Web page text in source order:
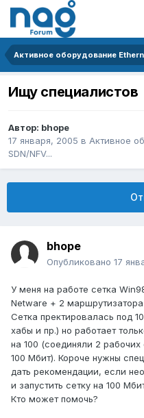
Ищу специалистов
Автор: bhope
17 января, 2005 в Активное
SDN/NFV...
bhope
Опубликовано 17
У меня на работе сетка
Netware + 2
Сетка пректировалась под
хабы и пр.) но работает
на 100 (соединяли 2
100 Мбит). Короче нужны
дать рекомендации, если
и запустить сетку на 100
Кто может помочь?